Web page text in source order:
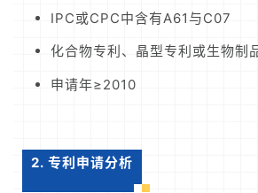
IPC或CPC中含有A61与C07
化合物专利、晶型专利或生物制
申请年≥2010
2. 专利申请分析